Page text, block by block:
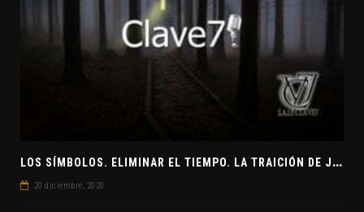
L
OS SÍMBOLOS. ELIMINAR EL TIEMPO. LA TRAICIÓN DE JUDAS
20 diciembre, 2020